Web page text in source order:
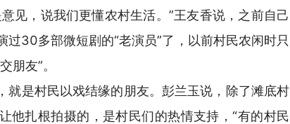
见，说我们更懂农村生活。”王友香说，之前自己
过30多部微短剧的“老演员”了，以前村民农闲时只
朋友”。
就是村民以戏结缘的朋友。彭兰玉说，除了滩底村
他扎根拍摄的，是村民们的热情支持，“有的村民